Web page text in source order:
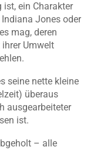
ein Charakter
Jones oder
mag, deren
Umwelt
seine nette kleine
überaus
ausgearbeiteter
ist.
– alle